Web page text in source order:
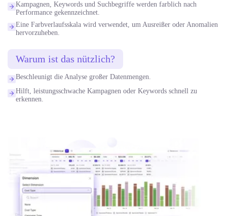
Kampagnen, Keywords und Suchbegriffe werden farblich nach
Performance gekennzeichnet.
Eine Farbverlaufsskala wird verwendet, um Ausreißer oder Anomalien
hervorzuheben.
Warum ist das nützlich?
Beschleunigt die Analyse großer Datenmengen.
Hilft, leistungsschwache Kampagnen oder Keywords schnell zu
erkennen.